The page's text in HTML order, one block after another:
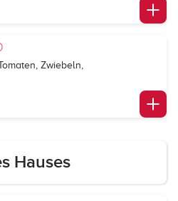
Zwiebeln,
Hauses